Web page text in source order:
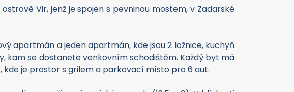
Vir, jenž je spojen s pevninou mostem, v Zadarské
apartmán a jeden apartmán, kde jsou 2 ložnice, kuchyň
kam se dostanete venkovním schodištěm. Každý byt má
kde je prostor s grilem a parkovací místo pro 6 aut.